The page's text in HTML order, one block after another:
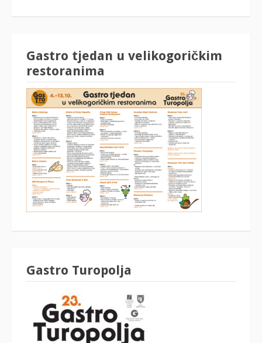
Gastro tjedan u velikogoričkim
restoranima
Gastro Turopolja